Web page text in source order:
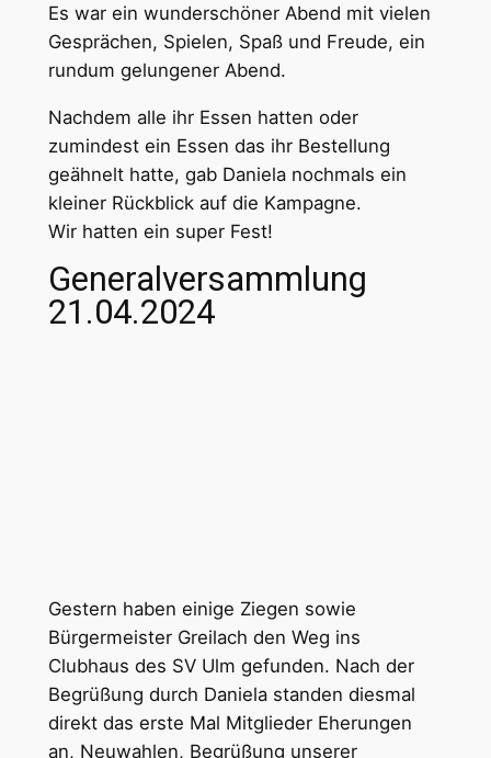
Es war ein wunderschöner Abend mit vielen
Gesprächen, Spielen, Spaß und Freude, ein
rundum gelungener Abend.
Nachdem alle ihr Essen hatten oder
zumindest ein Essen das ihr Bestellung
geähnelt hatte, gab Daniela nochmals ein
kleiner Rückblick auf die Kampagne.
Wir hatten ein super Fest!
Generalversammlung
21.04.2024
Gestern haben einige Ziegen sowie
Bürgermeister Greilach den Weg ins
Clubhaus des SV Ulm gefunden. Nach der
Begrüßung durch Daniela standen diesmal
direkt das erste Mal Mitglieder Eherungen
an, Neuwahlen, Begrüßung unserer